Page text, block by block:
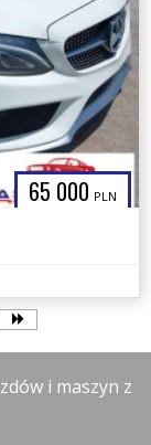
65 000 PLN
i maszyn z